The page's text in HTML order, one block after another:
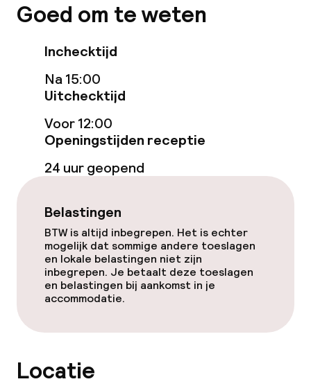
Zwemmen & wellness
Privé strandgebied
Zoetwater binnenzwembad
Zoetwater buitenzwembad
Fitnessruimte / gym
Entertainment
Gratis wifi
Tuin
Terras
Goed om te weten
Inchecktijd
Na 15:00
Uitchecktijd
Voor 12:00
Openingstijden receptie
24 uur geopend
Belastingen
BTW is altijd inbegrepen. Het is echter
mogelijk dat sommige andere toeslagen
en lokale belastingen niet zijn
inbegrepen. Je betaalt deze toeslagen
en belastingen bij aankomst in je
accommodatie.
Locatie